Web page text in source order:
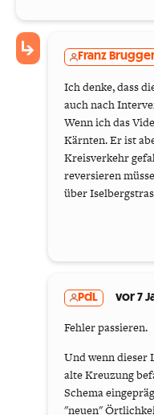
Franz
Ich denke, dass
auch nach
Wenn ich das
Kärnten. Er ist
Kreisverkehr
reversieren
über
PdL vor 7
Fehler passieren.
Und wenn dieser
alte Kreuzung
Schema
"neuen"